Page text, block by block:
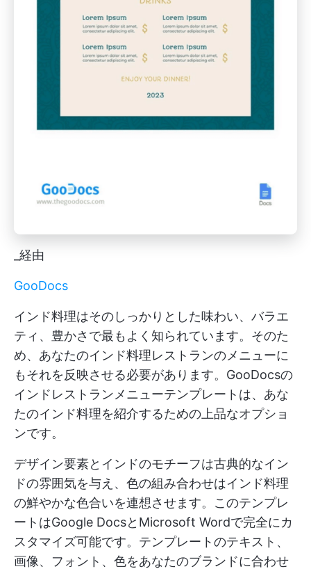
_経由
GooDocs
インド料理はそのしっかりとした味わい、バラエ
ティ、豊かさで最もよく知られています。そのた
め、あなたのインド料理レストランのメニューに
もそれを反映させる必要があります。GooDocsの
インドレストランメニューテンプレートは、あな
たのインド料理を紹介するための上品なオプショ
ンです。
デザイン要素とインドのモチーフは古典的なイン
ドの雰囲気を与え、色の組み合わせはインド料理
の鮮やかな色合いを連想させます。このテンプレ
ートはGoogle DocsとMicrosoft Wordで完全にカ
スタマイズ可能です。テンプレートのテキスト、
画像、フォント、色をあなたのブランドに合わせ